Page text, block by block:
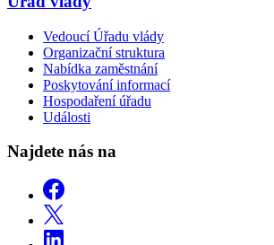
Vedoucí Úřadu vlády
Organizační struktura
Nabídka zaměstnání
Poskytování informací
Hospodaření úřadu
Události
Najdete nás na